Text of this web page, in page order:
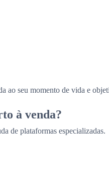
ao seu momento de vida e
à venda?
de plataformas especializadas.